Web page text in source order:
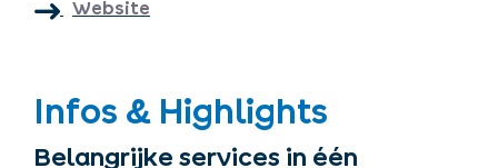
Website
Infos & Highlights
Belangrijke services in één